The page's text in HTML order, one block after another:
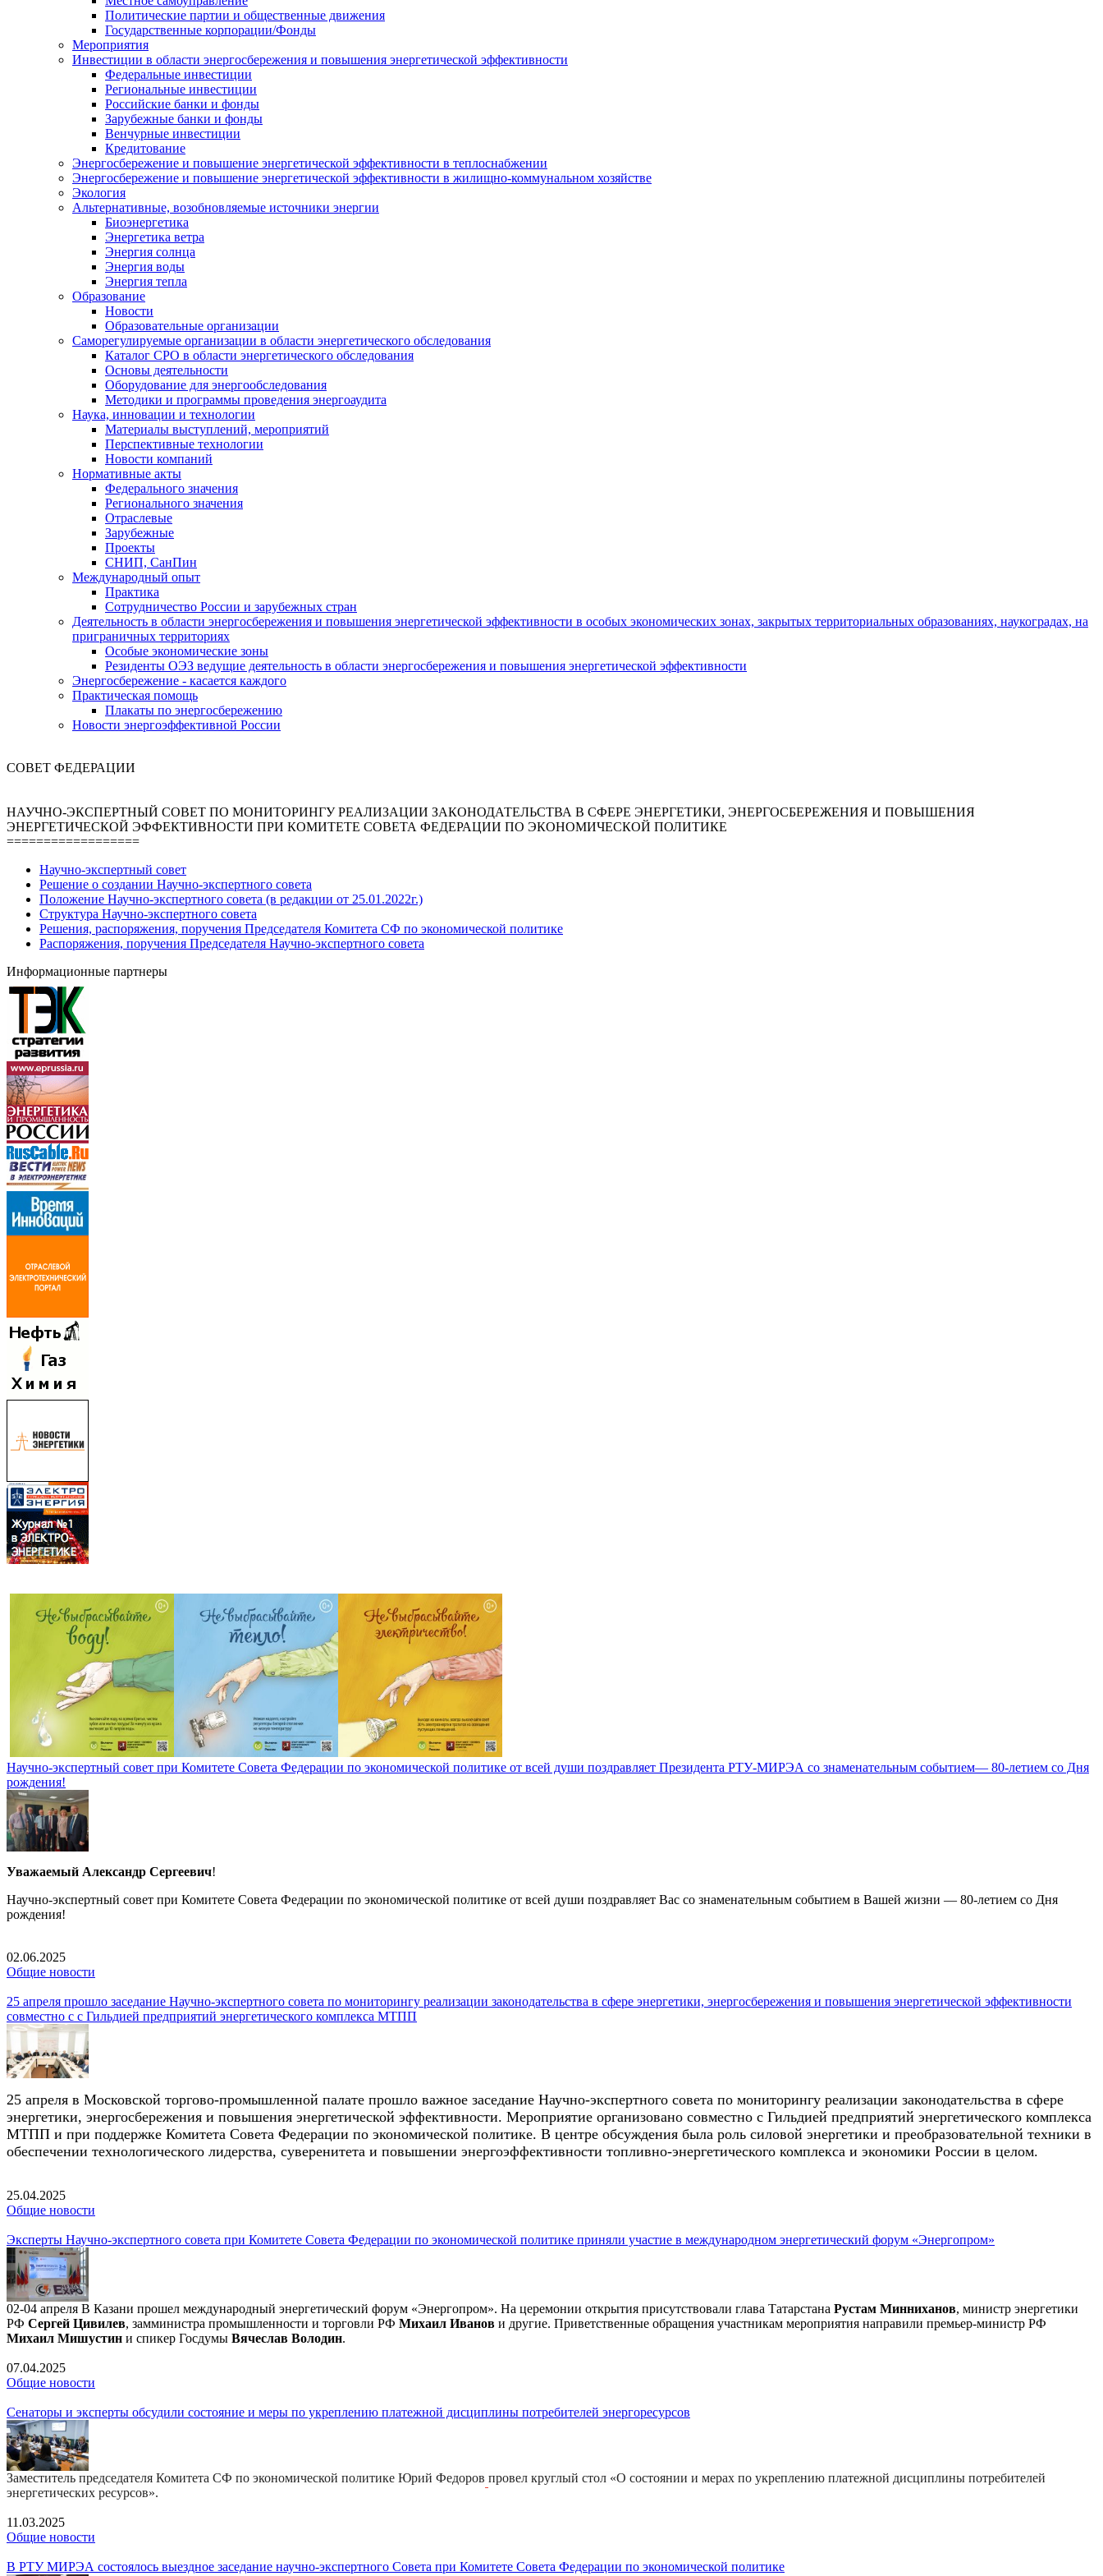
Политические партии и общественные движения
Государственные корпорации/Фонды
Мероприятия
Инвестиции в области энергосбережения и повышения энергетической эффективности
Федеральные инвестиции
Региональные инвестиции
Российские банки и фонды
Зарубежные банки и фонды
Венчурные инвестиции
Кредитование
Энергосбережение и повышение энергетической эффективности в теплоснабжении
Энергосбережение и повышение энергетической эффективности в жилищно-коммунальном хозяйстве
Экология
Альтернативные, возобновляемые источники энергии
Биоэнергетика
Энергетика ветра
Энергия солнца
Энергия воды
Энергия тепла
Образование
Новости
Образовательные организации
Саморегулируемые организации в области энергетического обследования
Каталог СРО в области энергетического обследования
Основы деятельности
Оборудование для энергообследования
Методики и программы проведения энергоаудита
Наука, инновации и технологии
Материалы выступлений, мероприятий
Перспективные технологии
Новости компаний
Нормативные акты
Федерального значения
Регионального значения
Отраслевые
Зарубежные
Проекты
СНИП, СанПин
Международный опыт
Практика
Сотрудничество России и зарубежных стран
Деятельность в области энергосбережения и повышения энергетической эффективности в особых экономических зонах, закрытых территориальных образованиях, наукоградах, на
приграничных территориях
Особые экономические зоны
Резиденты ОЭЗ ведущие деятельность в области энергосбережения и повышения энергетической эффективности
Энергосбережение - касается каждого
Практическая помощь
Плакаты по энергосбережению
Новости энергоэффективной России
СОВЕТ ФЕДЕРАЦИИ
НАУЧНО-ЭКСПЕРТНЫЙ СОВЕТ ПО МОНИТОРИНГУ РЕАЛИЗАЦИИ ЗАКОНОДАТЕЛЬСТВА В СФЕРЕ ЭНЕРГЕТИКИ, ЭНЕРГОСБЕРЕЖЕНИЯ И ПОВЫШЕНИЯ
ЭНЕРГЕТИЧЕСКОЙ ЭФФЕКТИВНОСТИ ПРИ КОМИТЕТЕ СОВЕТА ФЕДЕРАЦИИ ПО ЭКОНОМИЧЕСКОЙ ПОЛИТИКЕ
==================
Научно-экспертный совет
Решение о создании Научно-экспертного совета
Положение Научно-экспертного совета (в редакции от 25.01.2022г.)
Структура Научно-экспертного совета
Решения, распоряжения, поручения Председателя Комитета СФ по экономической политике
Распоряжения, поручения Председателя Научно-экспертного совета
Информационные партнеры
Научно-экспертный совет при Комитете Совета Федерации по экономической политике от всей души поздравляет Президента РТУ-МИРЭА со знаменательным событием— 80-летием со Дня
рождения!
Уважаемый Александр Сергеевич!
Научно-экспертный совет при Комитете Совета Федерации по экономической политике от всей души поздравляет Вас со знаменательным событием в Вашей жизни — 80-летием со Дня
рождения!
02.06.2025
Общие новости
25 апреля прошло заседание Научно-экспертного совета по мониторингу реализации законодательства в сфере энергетики, энергосбережения и повышения энергетической эффективности
совместно с с Гильдией предприятий энергетического комплекса МТПП
25 апреля в Московской торгово-промышленной палате прошло важное заседание Научно-экспертного совета по мониторингу реализации законодательства в сфере
энергетики, энергосбережения и повышения энергетической эффективности. Мероприятие организовано совместно с Гильдией предприятий энергетического комплекса
МТПП и при поддержке Комитета Совета Федерации по экономической политике. В центре обсуждения была роль силовой энергетики и преобразовательной техники в
обеспечении технологического лидерства, суверенитета и повышении энергоэффективности топливно-энергетического комплекса и экономики России в целом.
25.04.2025
Общие новости
Эксперты Научно-экспертного совета при Комитете Совета Федерации по экономической политике приняли участие в международном энергетический форум «Энергопром»
02-04 апреля В Казани прошел международный энергетический форум «Энергопром». На церемонии открытия присутствовали глава Татарстана Рустам Минниханов, министр энергетики
РФ Сергей Цивилев, замминистра промышленности и торговли РФ Михаил Иванов и другие. Приветственные обращения участникам мероприятия направили премьер-министр РФ
Михаил Мишустин и спикер Госдумы Вячеслав Володин.
07.04.2025
Общие новости
Сенаторы и эксперты обсудили состояние и меры по укреплению платежной дисциплины потребителей энергоресурсов
Заместитель председателя Комитета СФ по экономической политике Юрий Федоров провел круглый стол «О состоянии и мерах по укреплению платежной дисциплины потребителей
энергетических ресурсов».
11.03.2025
Общие новости
В РТУ МИРЭА состоялось выездное заседание научно-экспертного Совета при Комитете Совета Федерации по экономической политике